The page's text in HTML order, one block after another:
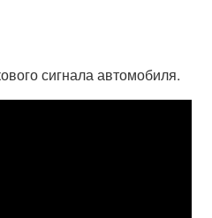
сигнала автомобиля.